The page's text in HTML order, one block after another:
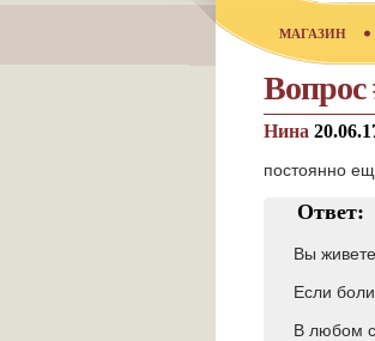
МАГАЗИН
Вопрос
Нина
постоянно
Ответ:
Вы
Если
В любом